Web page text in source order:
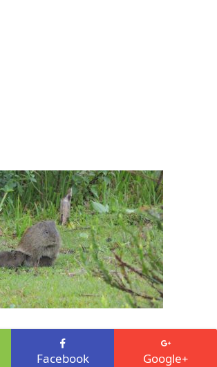
Facebook Google+